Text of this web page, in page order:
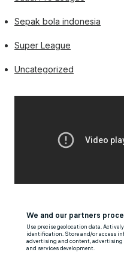
Sepak bola indonesia
Super League
Uncategorized